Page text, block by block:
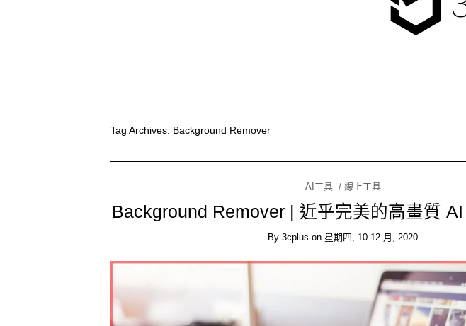
Tag Archives: Background Remover
AI工具 線上工具
Background Remover | 近乎完美的高畫質
By3cplus on星期四, 10 12 月, 2020